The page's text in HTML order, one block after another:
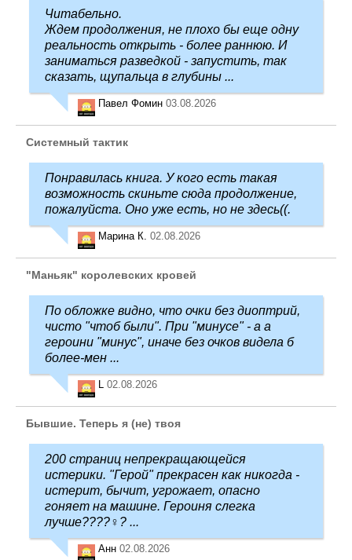
Читабельно.
Ждем продолжения, не плохо бы еще одну
реальность открыть - более раннюю. И
заниматься разведкой - запустить, так
сказать, щупальца в глубины ...
Павел Фомин 03.08.2026
Системный тактик
Понравилась книга. У кого есть такая
возможность скиньте сюда продолжение,
пожалуйста. Оно уже есть, но не здесь((.
Марина К. 02.08.2026
"Маньяк" королевских кровей
По обложке видно, что очки без диоптрий,
чисто "чтоб были". При "минусе" - а а
героини "минус", иначе без очков видела б
более-мен ...
L 02.08.2026
Бывшие. Теперь я (не) твоя
200 страниц непрекращающейся
истерики. "Герой" прекрасен как никогда -
истерит, бычит, угрожает, опасно
гоняет на машине. Героиня слегка
лучше????‍♀️? ...
Анн 02.08.2026